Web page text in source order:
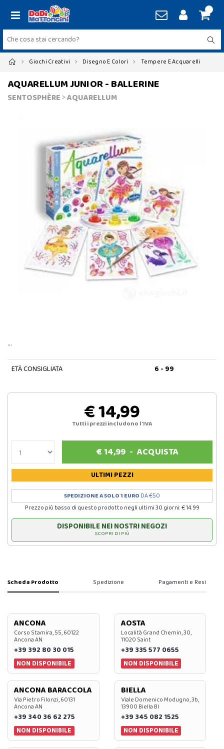
Giochi Creativi Disegno E Colori Tempere E Acquarelli
AQUARELLUM JUNIOR - BALLERINE
SENTOSPHÈRE>AQUARELLUM
…
ETÀ CONSIGLIATA 6 - 99
€ 14,99
Tutti i prezzi includono l'IVA
€14,99- ACQUISTA
ULTIMI PEZZI
SPEDIZIONE A SOLO 1 EURO DA €50
Prezzo più basso di questo prodotto negli ultimi 30 giorni: € 14.99
DISPONIBILE NEI NOSTRI NEGOZI
SCOPRI DI PIÙ
Scheda Prodotto Spedizione Pagamenti e Resi
ANCONA
Corso Stamira, 55, 60122
Ancona AN
+39 392 80 30 015
NON DISPONIBILE
AOSTA
Località Grand Chemin, 30,
11020 Saint
+39 335 577 0655
NON DISPONIBILE
ANCONA BARACCOLA
Via Pietro Filonzi, 60131
Ancona AN
+39 340 36 62 275
NON DISPONIBILE
BIELLA
Viale Domenico Modugno, 3b,
13900 Biella BI
+39 345 082 1525
NON DISPONIBILE